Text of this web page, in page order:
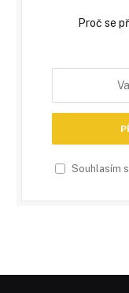
Proč se
Souhlasím